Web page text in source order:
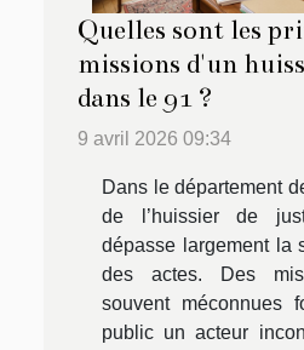
Quelles sont les
missions d'un
dans le 91 ?
9 avril 2026 09:34
Dans le département
de l’huissier de
dépasse largement la
des actes. Des
souvent méconnues
public un acteur